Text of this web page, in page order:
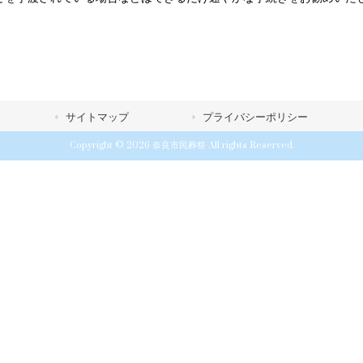
サイトマップ プライバシーポリシー
Copyright © 2026 奈良市民葬祭 All rights Reserved.